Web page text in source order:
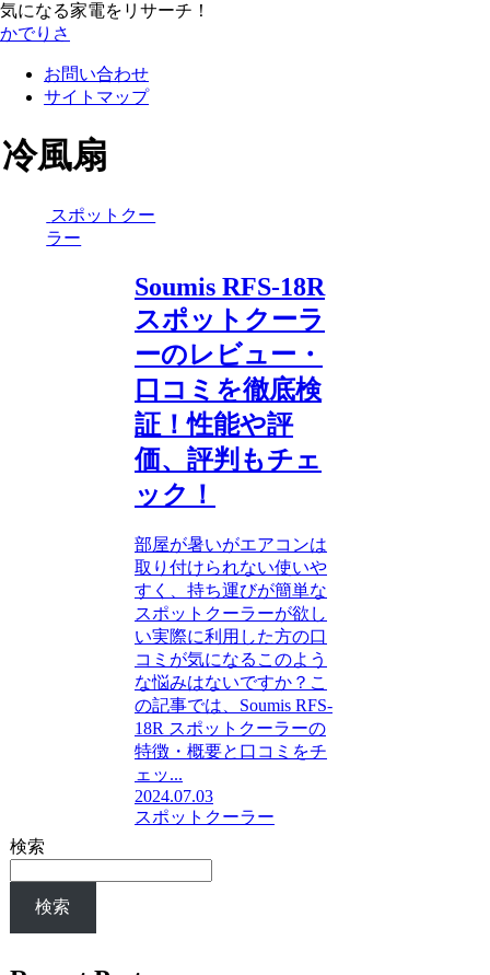
気になる家電をリサーチ！
かでりさ
お問い合わせ
サイトマップ
冷風扇
スポットクー
ラー
Soumis RFS-18R
スポットクーラ
ーのレビュー・
口コミを徹底検
証！性能や評
価、評判もチェ
ック！
部屋が暑いがエアコンは
取り付けられない使いや
すく、持ち運びが簡単な
スポットクーラーが欲し
い実際に利用した方の口
コミが気になるこのよう
な悩みはないですか？こ
の記事では、Soumis RFS-
18R スポットクーラーの
特徴・概要と口コミをチ
ェッ...
2024.07.03
スポットクーラー
検索
検索